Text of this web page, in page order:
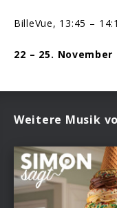
BilleVue, 13:45 –
22 – 25.
Weitere Musik